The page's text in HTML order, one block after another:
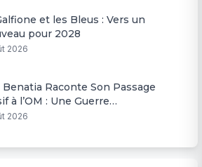
et les Bleus : Vers un
pour 2028
2026
Raconte Son Passage
à l’OM : Une Guerre
2026